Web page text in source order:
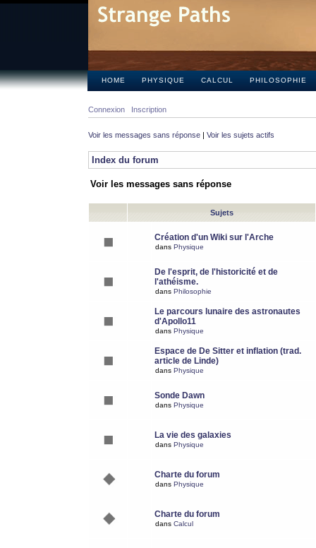
HOME PHYSIQUE CALCUL PHILOSOPHIE
Connexion Inscription
Voir les messages sans réponse | Voir les sujets actifs
Index du forum
Voir les messages sans réponse
Sujets
Création d'un Wiki sur l'Arche
dans Physique
De l'esprit, de l'historicité et de
l'athéisme.
dans Philosophie
Le parcours lunaire des astronautes
d'Apollo11
dans Physique
Espace de De Sitter et inflation (trad.
article de Linde)
dans Physique
Sonde Dawn
dans Physique
La vie des galaxies
dans Physique
Charte du forum
dans Physique
Charte du forum
dans Calcul